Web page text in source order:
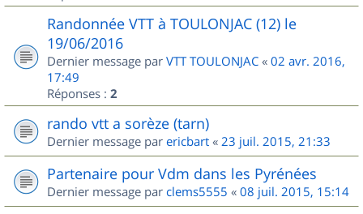
Randonnée VTT à TOULONJAC (12) le
19/06/2016
Dernier message par VTT TOULONJAC « 02 avr. 2016,
17:49
Réponses : 2
rando vtt a sorèze (tarn)
Dernier message par ericbart « 23 juil. 2015, 21:33
Partenaire pour Vdm dans les Pyrénées
Dernier message par clems5555 « 08 juil. 2015, 15:14